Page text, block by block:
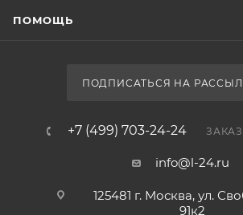
ПОМОЩЬ
ПОДПИСАТЬСЯ НА
+7 (499) 703-24-24
info@l-24.ru
125481 г. Москва, ул.
91к2